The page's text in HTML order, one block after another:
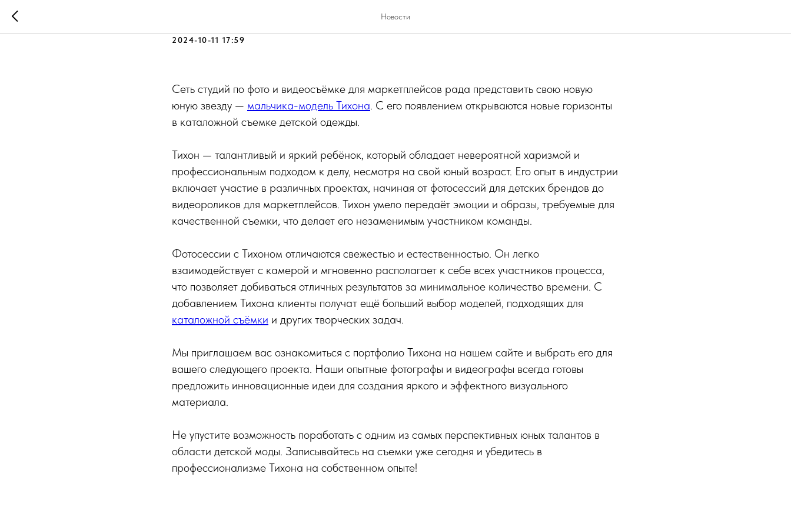
Новости
Новая фотомодель Тихон в Сети Студий!
2024-10-11 17:59
Сеть студий по фото и видеосъёмке для маркетплейсов рада представить свою новую
юную звезду — мальчика-модель Тихона. С его появлением открываются новые горизонты
в каталожной съемке детской одежды.
Тихон — талантливый и яркий ребёнок, который обладает невероятной харизмой и
профессиональным подходом к делу, несмотря на свой юный возраст. Его опыт в индустрии
включает участие в различных проектах, начиная от фотосессий для детских брендов до
видеороликов для маркетплейсов. Тихон умело передаёт эмоции и образы, требуемые для
качественной съемки, что делает его незаменимым участником команды.
Фотосессии с Тихоном отличаются свежестью и естественностью. Он легко
взаимодействует с камерой и мгновенно располагает к себе всех участников процесса,
что позволяет добиваться отличных результатов за минимальное количество времени. С
добавлением Тихона клиенты получат ещё больший выбор моделей, подходящих для
каталожной съёмки и других творческих задач.
Мы приглашаем вас ознакомиться с портфолио Тихона на нашем сайте и выбрать его для
вашего следующего проекта. Наши опытные фотографы и видеографы всегда готовы
предложить инновационные идеи для создания яркого и эффектного визуального
материала.
Не упустите возможность поработать с одним из самых перспективных юных талантов в
области детской моды. Записывайтесь на съемки уже сегодня и убедитесь в
профессионализме Тихона на собственном опыте!